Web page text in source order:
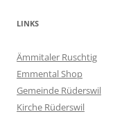
LINKS
Ämmitaler Ruschtig
Emmental Shop
Gemeinde Rüderswil
Kirche Rüderswil